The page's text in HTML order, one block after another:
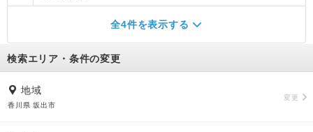
全4件を表示する
検索エリア・条件の変更
地域
香川県 坂出市
変更